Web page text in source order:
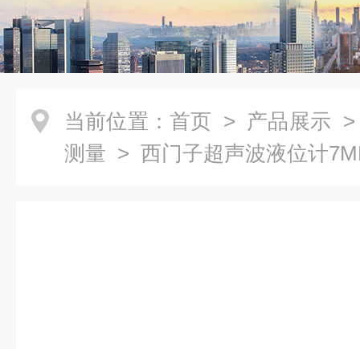
当前位置： 首页 > 产品展示
测量 > 西门子超声波液位计